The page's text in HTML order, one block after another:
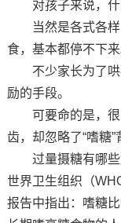
对孩子来说，
当然是各式各
食，基本都停不下来
不少家长为了
励的手段。
可要命的是，
齿，却忽略了“嗜
过量摄糖有哪些
世界卫生组织（
报告中指出：嗜糖比